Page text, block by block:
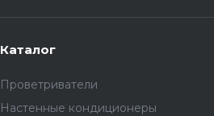
Каталог
Проветриватели
Настенные кондиционеры